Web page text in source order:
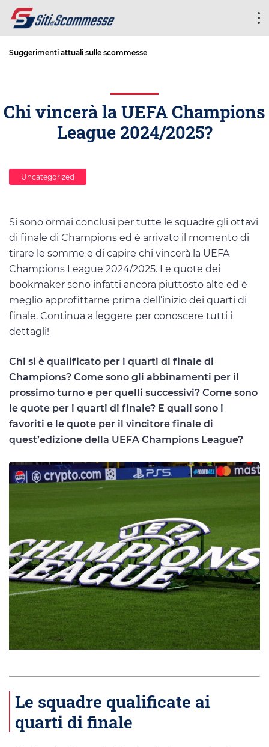
Suggerimenti attuali sulle scommesse
Chi vincerà la UEFA Champions
League 2024/2025?
Uncategorized
Si sono ormai conclusi per tutte le squadre gli ottavi
di finale di Champions ed è arrivato il momento di
tirare le somme e di capire chi vincerà la UEFA
Champions League 2024/2025. Le quote dei
bookmaker sono infatti ancora piuttosto alte ed è
meglio approfittarne prima dell’inizio dei quarti di
finale. Continua a leggere per conoscere tutti i
dettagli!
Chi si è qualificato per i quarti di finale di
Champions? Come sono gli abbinamenti per il
prossimo turno e per quelli successivi? Come sono
le quote per i quarti di finale? E quali sono i
favoriti e le quote per il vincitore finale di
quest’edizione della UEFA Champions League?
Le squadre qualificate ai
quarti di finale